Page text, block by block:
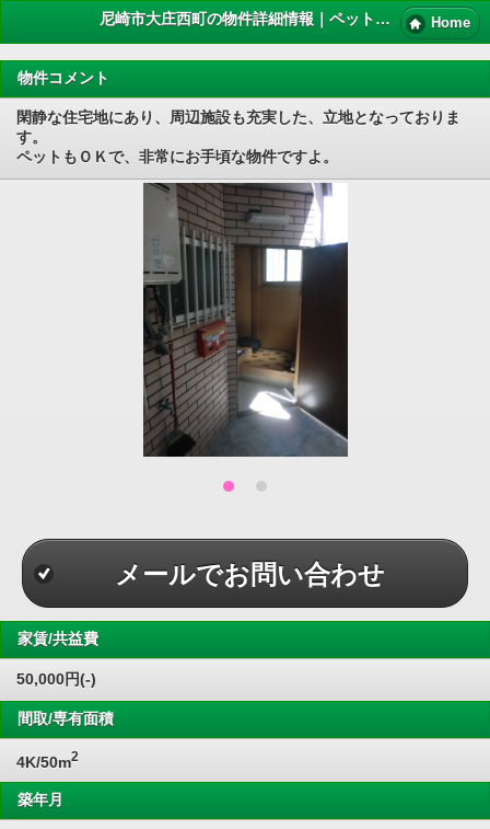
尼崎市大庄西町の物件詳細情報｜ペット 賃貸 Home
物件コメント
閑静な住宅地にあり、周辺施設も充実した、立地となっておりま
す。
ペットもＯＫで、非常にお手頃な物件ですよ。
メールでお問い合わせ
家賃/共益費
50,000円(-)
間取/専有面積
4K/50m2
築年月